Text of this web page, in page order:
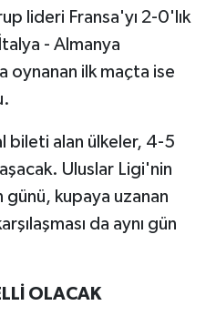
lideri Fransa'yı 2-0'lık
- Almanya
oynanan ilk maçta ise
bileti alan ülkeler, 4-5
Uluslar Ligi'nin
günü, kupaya uzanan
da aynı gün
OLACAK